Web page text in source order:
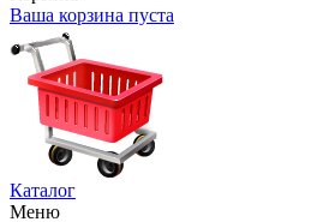
Ваша корзина пуста
Каталог
Меню